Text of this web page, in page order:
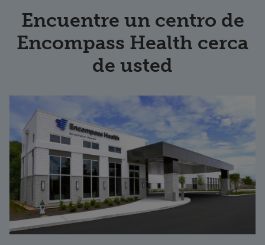
Encuentre un centro de
Encompass Health cerca
de usted